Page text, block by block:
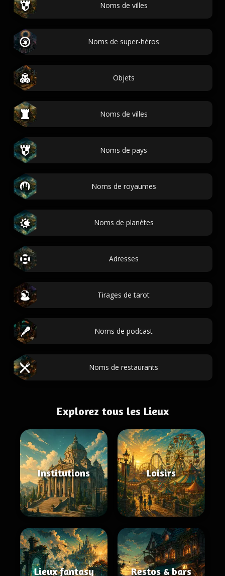
Noms de villes
Noms de super-héros
Objets
Noms de villes
Noms de pays
Noms de royaumes
Noms de planètes
Adresses
Tirages de tarot
Noms de podcast
Noms de restaurants
Explorez tous les Lieux
Institutions Loisirs
Lieux fantasy Restos & bars